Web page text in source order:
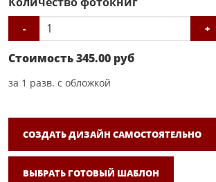
- +
Стоимость345.00 руб
за 1 разв. с обложкой
СОЗДАТЬ ДИЗАЙН САМОСТОЯТЕЛЬНО
ВЫБРАТЬ ГОТОВЫЙ ШАБЛОН